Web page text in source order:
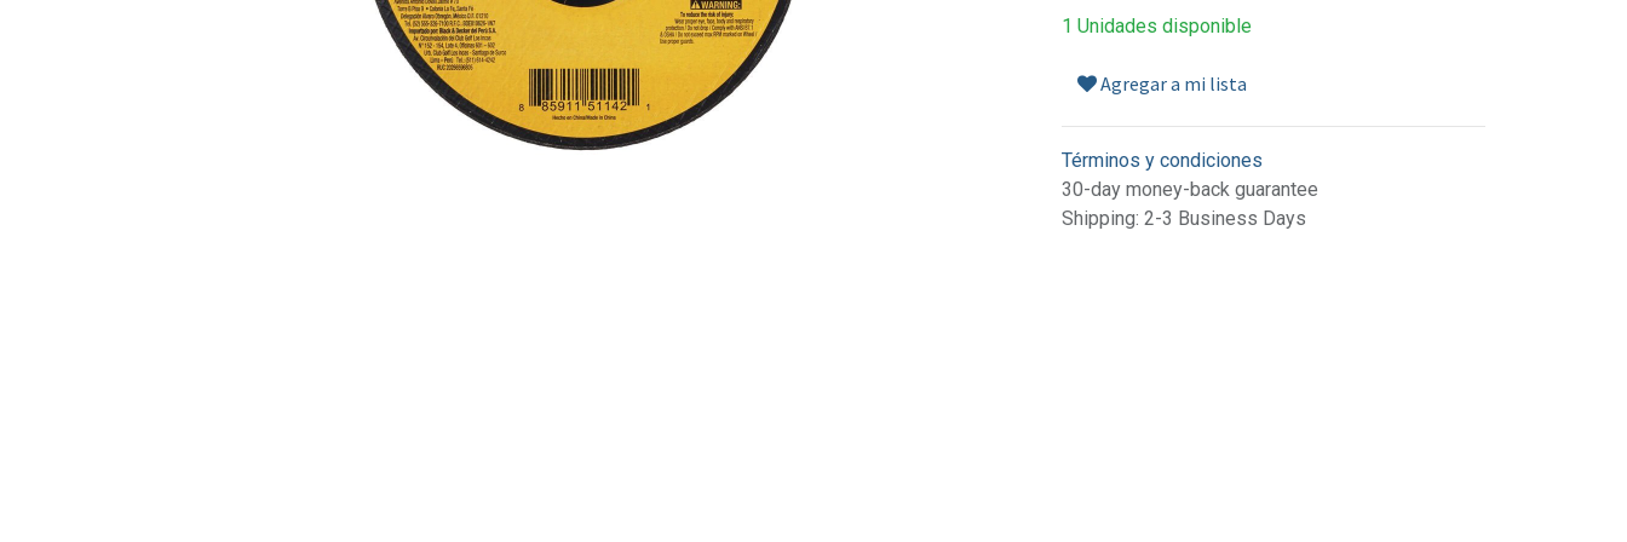
1 Unidades disponible
Agregar a mi lista
Términos y condiciones
30-day money-back guarantee
Shipping: 2-3 Business Days